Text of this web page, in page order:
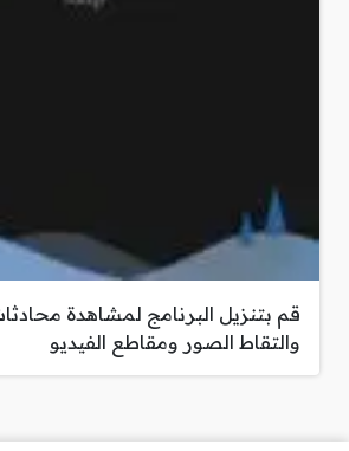
والتقاط الصور ومقاطع الفيديو